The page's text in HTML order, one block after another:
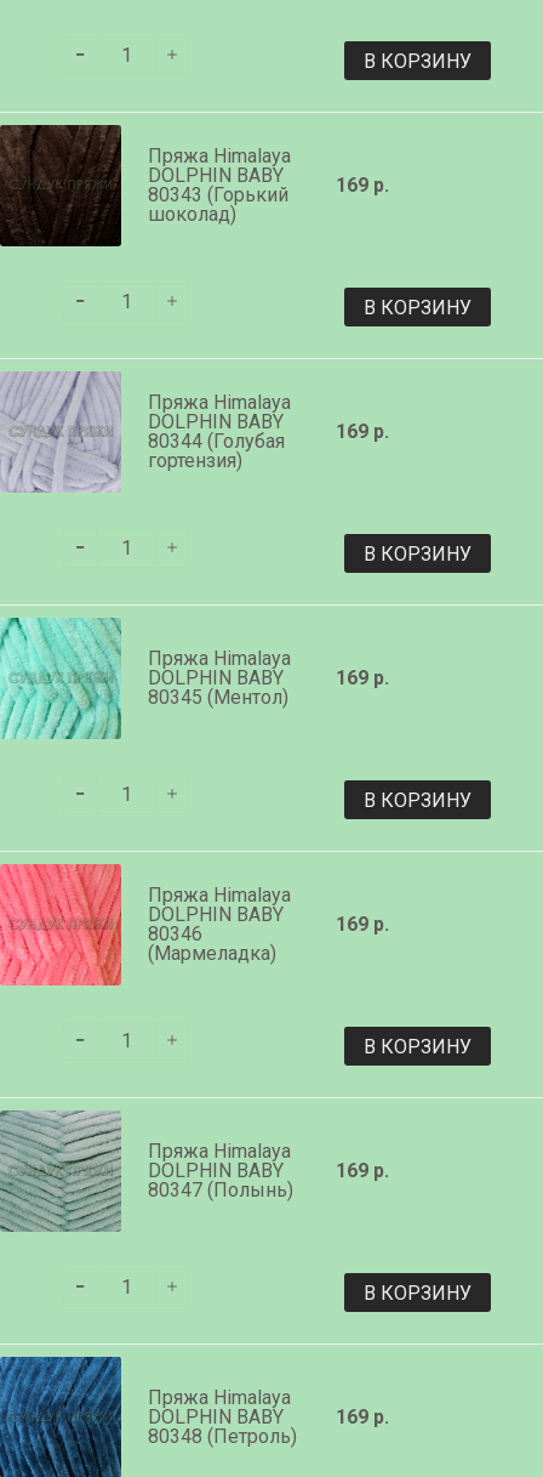
В КОРЗИНУ
Пряжа Himalaya
DOLPHIN BABY
80343 (Горький
шоколад)
169 р.
В КОРЗИНУ
Пряжа Himalaya
DOLPHIN BABY
80344 (Голубая
гортензия)
169 р.
В КОРЗИНУ
Пряжа Himalaya
DOLPHIN BABY
80345 (Ментол)
169 р.
В КОРЗИНУ
Пряжа Himalaya
DOLPHIN BABY
80346
(Мармеладка)
169 р.
В КОРЗИНУ
Пряжа Himalaya
DOLPHIN BABY
80347 (Полынь)
169 р.
В КОРЗИНУ
Пряжа Himalaya
DOLPHIN BABY
80348 (Петроль)
169 р.